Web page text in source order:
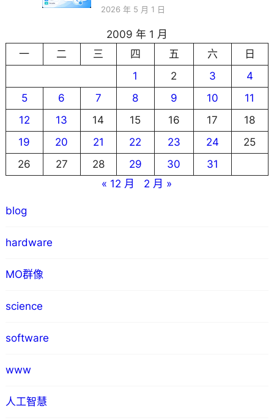
2026 年 5 月 1 日
2009 年 1 月
一
二 三 四 五 六
日
1
2 3
4
5
6 7 8 9 10
11
12
13 14 15 16 17
18
19
20 21 22 23 24
25
26
27 28 29 30
31
« 12 月
2 月 »
blog
hardware
MO群像
science
software
www
人工智慧